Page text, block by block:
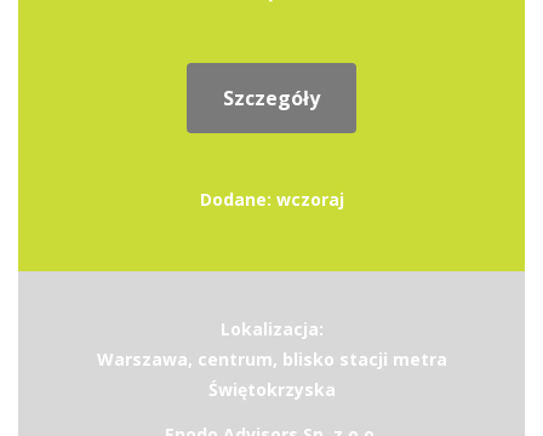
Szczegóły
Dodane: wczoraj
Lokalizacja:
Warszawa, centrum, blisko stacji metra
Świętokrzyska